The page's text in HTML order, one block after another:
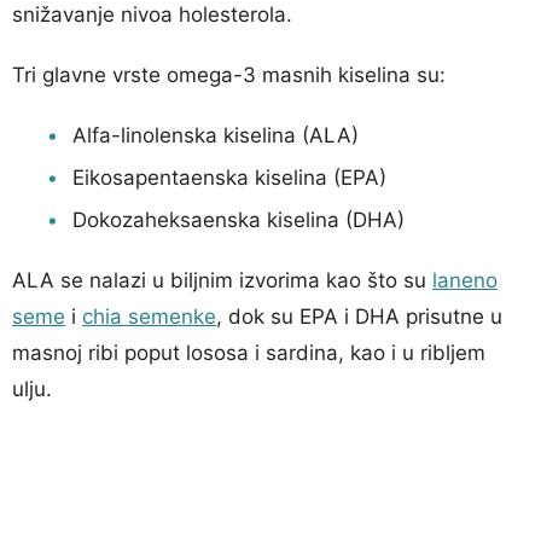
snižavanje nivoa holesterola.
Tri glavne vrste omega-3 masnih kiselina su:
Alfa-linolenska kiselina (ALA)
Eikosapentaenska kiselina (EPA)
Dokozaheksaenska kiselina (DHA)
ALA se nalazi u biljnim izvorima kao što su laneno
seme i chia semenke, dok su EPA i DHA prisutne u
masnoj ribi poput lososa i sardina, kao i u ribljem
ulju.